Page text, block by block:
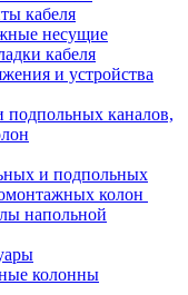
кабеля
несущие
кабеля
и устройства
каналов,
и подпольных
колон
напольной
колонны